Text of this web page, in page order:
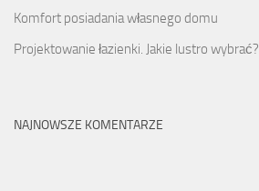
Komfort posiadania własnego domu
Projektowanie łazienki. Jakie lustro wybrać?
NAJNOWSZE KOMENTARZE